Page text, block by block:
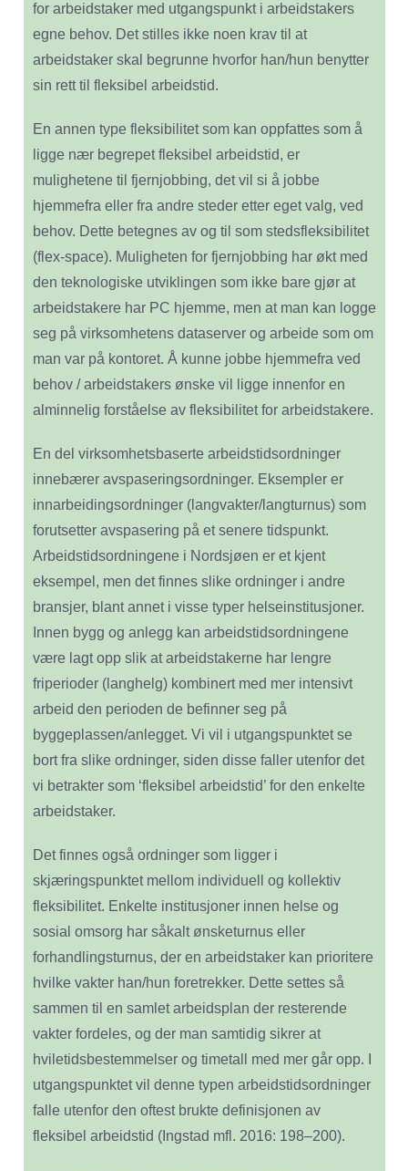
for arbeidstaker med utgangspunkt i arbeidstakers
egne behov. Det stilles ikke noen krav til at
arbeidstaker skal begrunne hvorfor han/hun benytter
sin rett til fleksibel arbeidstid.
En annen type fleksibilitet som kan oppfattes som å
ligge nær begrepet fleksibel arbeidstid, er
mulighetene til fjernjobbing, det vil si å jobbe
hjemmefra eller fra andre steder etter eget valg, ved
behov. Dette betegnes av og til som stedsfleksibilitet
(flex-space). Muligheten for fjernjobbing har økt med
den teknologiske utviklingen som ikke bare gjør at
arbeidstakere har PC hjemme, men at man kan logge
seg på virksomhetens dataserver og arbeide som om
man var på kontoret. Å kunne jobbe hjemmefra ved
behov / arbeidstakers ønske vil ligge innenfor en
alminnelig forståelse av fleksibilitet for arbeidstakere.
En del virksomhetsbaserte arbeidstidsordninger
innebærer avspaseringsordninger. Eksempler er
innarbeidingsordninger (langvakter/langturnus) som
forutsetter avspasering på et senere tidspunkt.
Arbeidstidsordningene i Nordsjøen er et kjent
eksempel, men det finnes slike ordninger i andre
bransjer, blant annet i visse typer helseinstitusjoner.
Innen bygg og anlegg kan arbeidstidsordningene
være lagt opp slik at arbeidstakerne har lengre
friperioder (langhelg) kombinert med mer intensivt
arbeid den perioden de befinner seg på
byggeplassen/anlegget. Vi vil i utgangspunktet se
bort fra slike ordninger, siden disse faller utenfor det
vi betrakter som ‘fleksibel arbeidstid’ for den enkelte
arbeidstaker.
Det finnes også ordninger som ligger i
skjæringspunktet mellom individuell og kollektiv
fleksibilitet. Enkelte institusjoner innen helse og
sosial omsorg har såkalt ønsketurnus eller
forhandlingsturnus, der en arbeidstaker kan prioritere
hvilke vakter han/hun foretrekker. Dette settes så
sammen til en samlet arbeidsplan der resterende
vakter fordeles, og der man samtidig sikrer at
hviletidsbestemmelser og timetall med mer går opp. I
utgangspunktet vil denne typen arbeidstidsordninger
falle utenfor den oftest brukte definisjonen av
fleksibel arbeidstid (Ingstad mfl. 2016: 198–200).